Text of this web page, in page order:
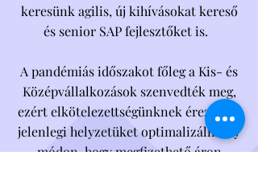
keresünk agilis, új kihívásokat kereső
és senior SAP fejlesztőket is.
A pandémiás időszakot főleg a Kis- és
Középvállalkozások szenvedték meg,
ezért elkötelezettségünknek érezzük a
jelenlegi helyzetüket optimalizálni oly
módon, hogy megfizethető áron